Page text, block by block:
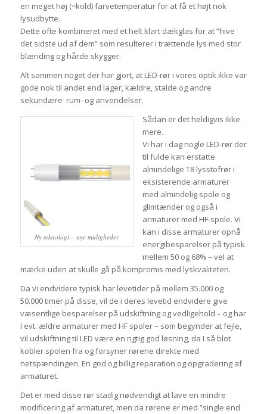
en meget høj (=kold) farvetemperatur for at få et højt nok
lysudbytte.
Dette ofte kombineret med et helt klart dækglas for at ”hive
det sidste ud af dem” som resulterer i trættende lys med stor
blænding og hårde skygger.
Alt sammen noget der har gjort, at LED-rør i vores optik ikke var
gode nok til andet end lager, kældre, stalde og andre
sekundære rum- og anvendelser.
Ny teknologi – nye muligheder
Sådan er det heldigvis ikke
mere.
Vi har i dag nogle LED-rør der
til fulde kan erstatte
almindelige T8 lysstofrør i
eksisterende armaturer
med almindelig spole og
glimtænder og også i
armaturer med HF-spole. Vi
kan i disse armaturer opnå
energibesparelser på typisk
mellem 50 og 68% – vel at
mærke uden at skulle gå på kompromis med lyskvaliteten.
Da vi endvidere typisk har levetider på mellem 35.000 og
50.000 timer på disse, vil de i deres levetid endvidere give
væsentlige besparelser på udskiftning og vedligehold – og har
I evt. ældre armaturer med HF spoler – som begynder at fejle,
vil udskiftning til LED være en rigtig god løsning, da I så blot
kobler spolen fra og forsyner rørene direkte med
netspændingen. En god og billig reparation og opgradering af
armaturet.
Det er med disse rør stadig nødvendigt at lave en mindre
modificering af armaturet, men da rørene er med ”single end